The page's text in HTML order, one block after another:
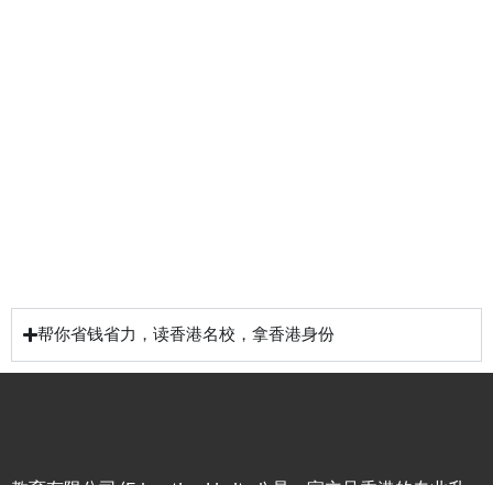
帮你省钱省力，读香港名校，拿香港身份